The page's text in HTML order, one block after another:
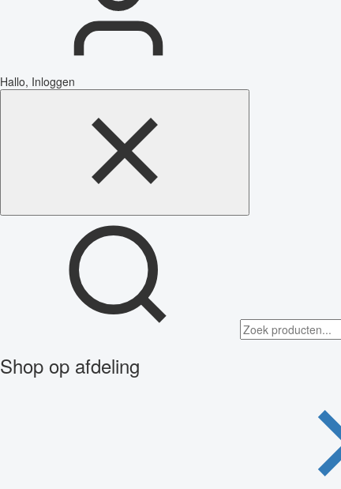
Hallo, Inloggen
Shop op afdeling